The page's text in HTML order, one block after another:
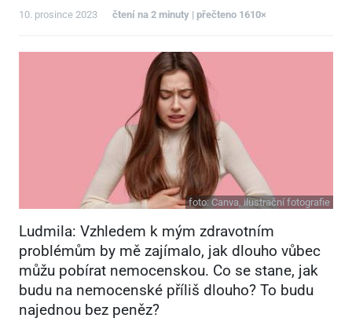
10. prosince 2023 čtení na 2 minuty | přečteno 1610×
foto:Canva, ilustrační fotografie
Ludmila: Vzhledem k mým zdravotním
problémům by mě zajímalo, jak dlouho vůbec
můžu pobírat nemocenskou. Co se stane, jak
budu na nemocenské příliš dlouho? To budu
najednou bez peněz?